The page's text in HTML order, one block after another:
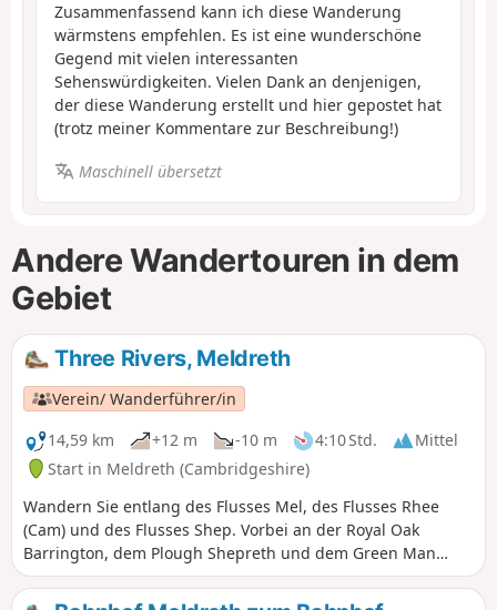
Zusammenfassend kann ich diese Wanderung
wärmstens empfehlen. Es ist eine wunderschöne
Gegend mit vielen interessanten
Sehenswürdigkeiten. Vielen Dank an denjenigen,
der diese Wanderung erstellt und hier gepostet hat
(trotz meiner Kommentare zur Beschreibung!)
Maschinell übersetzt
Andere Wandertouren in dem
Gebiet
Three Rivers, Meldreth
Verein/ Wanderführer/in
14,59 km
+12 m -10 m 4:10 Std.
Mittel
Start in Meldreth (Cambridgeshire)
Wandern Sie entlang des Flusses Mel, des Flusses Rhee
(Cam) und des Flusses Shep. Vorbei an der Royal Oak
Barrington, dem Plough Shepreth und dem Green Man
Dunsbridge Turnpike. ⚠️ Einige Abschnitte sind sehr
zugewachsen. Wir haben den Autor darüber informiert.